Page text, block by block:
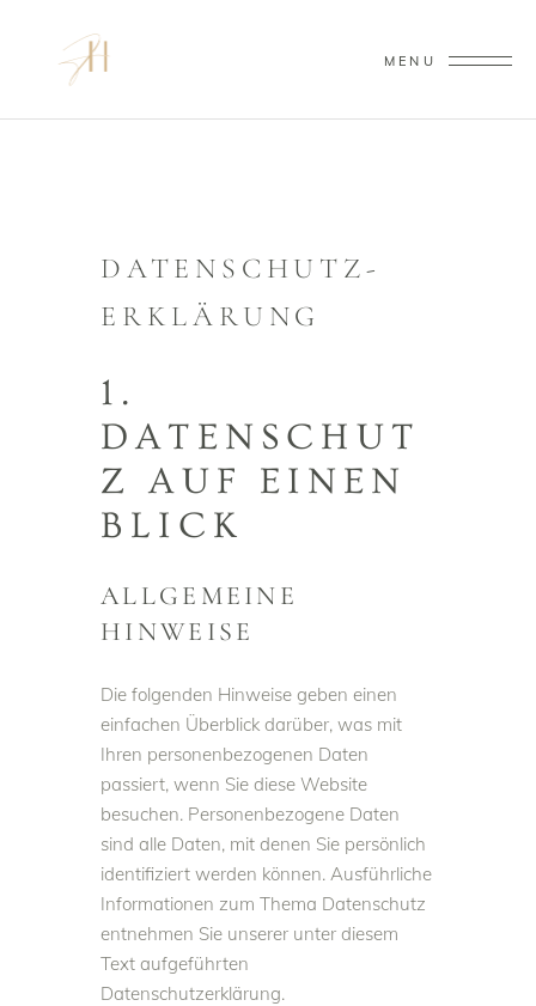
MENU
DATENSCHUTZ­
ERKLÄRUNG
1.
DATENSCHUT
Z AUF EINEN
BLICK
ALLGEMEINE
HINWEISE
Die folgenden Hinweise geben einen
einfachen Überblick darüber, was mit
Ihren personenbezogenen Daten
passiert, wenn Sie diese Website
besuchen. Personenbezogene Daten
sind alle Daten, mit denen Sie persönlich
identifiziert werden können. Ausführliche
Informationen zum Thema Datenschutz
entnehmen Sie unserer unter diesem
Text aufgeführten
Datenschutzerklärung.